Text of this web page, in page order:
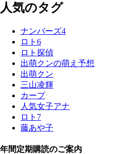
人気のタグ
ナンバーズ4
ロト6
ロト探偵
出萌クンの萌え予想
出萌クン
三山凌輝
カープ
人気女子アナ
ロト7
藤あや子
年間定期購読のご案内